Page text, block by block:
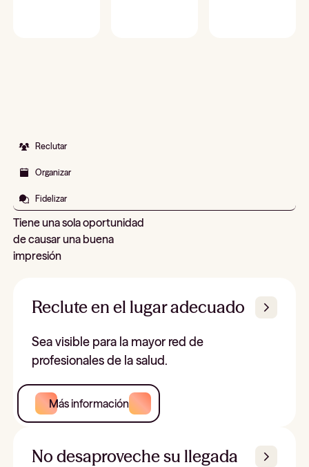
Reclutar
Organizar
Fidelizar
Tiene una sola oportunidad
de causar una buena
impresión
Reclute en el lugar adecuado
Sea visible para la mayor red de
profesionales de la salud.
Más información
No desaproveche su llegada